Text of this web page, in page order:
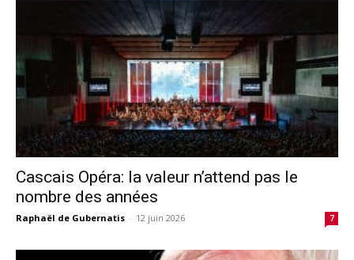
Cascais Opéra: la valeur n’attend pas le
nombre des années
Raphaël de Gubernatis - 12 juin 2026 7